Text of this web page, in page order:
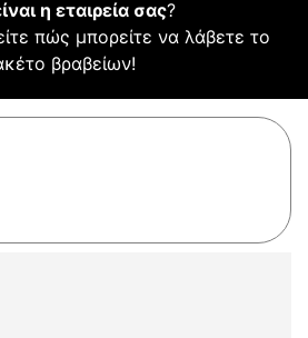
η εταιρεία σας?
πώς μπορείτε να λάβετε το
βραβείων!